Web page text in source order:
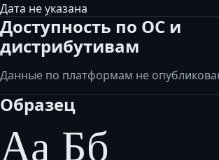
Дата не указана
Доступность по ОС и
дистрибутивам
Данные по платформам не
Образец
Аа Бб